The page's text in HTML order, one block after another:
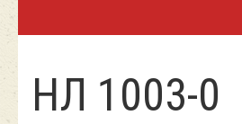
НЛ 1003-0